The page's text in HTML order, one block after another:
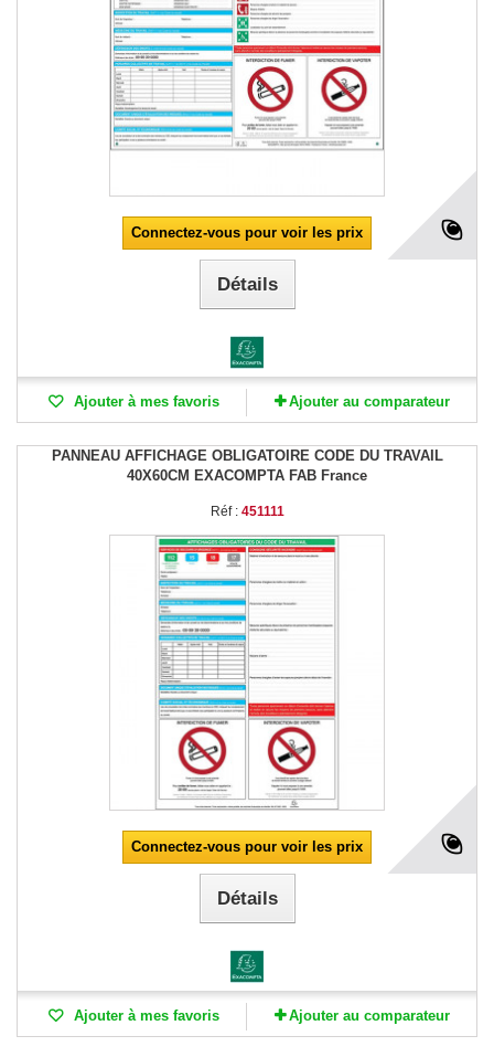
Connectez-vous pour voir les prix
Détails
Ajouter à mes favoris Ajouter au comparateur
PANNEAU AFFICHAGE OBLIGATOIRE CODE DU TRAVAIL
40X60CM EXACOMPTA FAB France
Réf : 451111
Connectez-vous pour voir les prix
Détails
Ajouter à mes favoris Ajouter au comparateur